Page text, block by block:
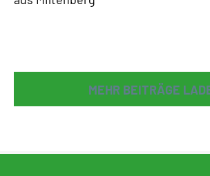
MEHR BEITRÄGE